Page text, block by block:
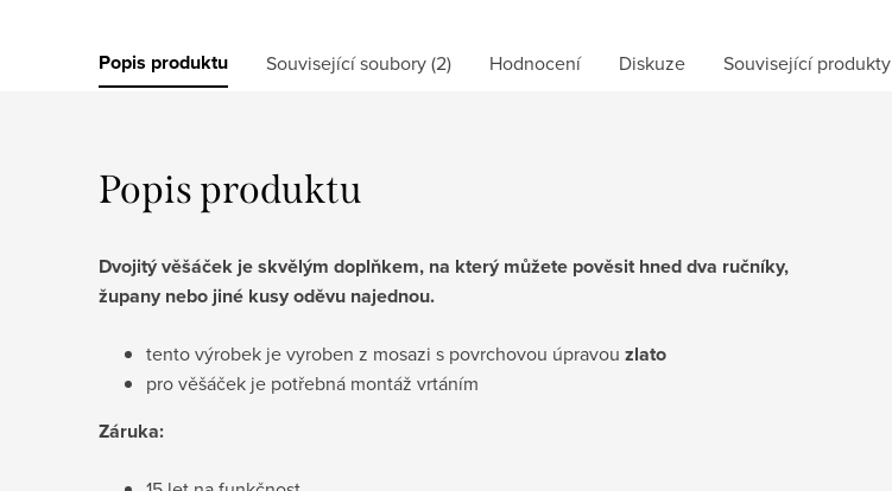
Popis produktu Související soubory (2) Hodnocení Diskuze Související produkty
Popis produktu
Dvojitý věšáček je skvělým doplňkem, na který můžete pověsit hned dva ručníky,
župany nebo jiné kusy oděvu najednou.
tento výrobek je vyroben z mosazi s povrchovou úpravou zlato
pro věšáček je potřebná montáž vrtáním
Záruka: